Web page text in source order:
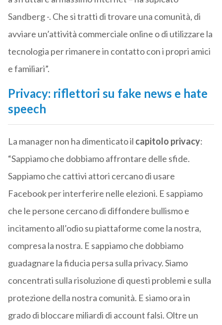
Sandberg -. Che si tratti di trovare una comunità, di
avviare un’attività commerciale online o di utilizzare la
tecnologia per rimanere in contatto con i propri amici
e familiari”.
Privacy: riflettori su fake news e hate
speech
La manager non ha dimenticato il capitolo privacy:
“Sappiamo che dobbiamo affrontare delle sfide.
Sappiamo che cattivi attori cercano di usare
Facebook per interferire nelle elezioni. E sappiamo
che le persone cercano di diffondere bullismo e
incitamento all’odio su piattaforme come la nostra,
compresa la nostra. E sappiamo che dobbiamo
guadagnare la fiducia persa sulla privacy. Siamo
concentrati sulla risoluzione di questi problemi e sulla
protezione della nostra comunità. E siamo ora in
grado di bloccare miliardi di account falsi. Oltre un